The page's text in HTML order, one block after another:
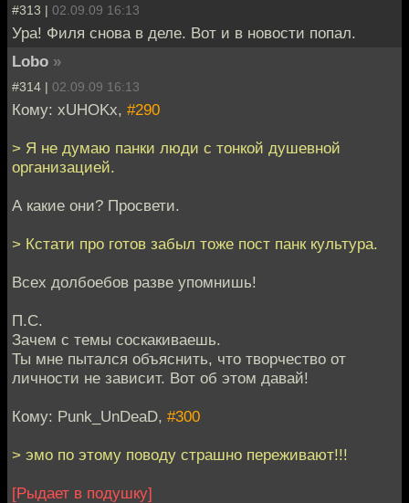
#313 | 02.09.09 16:13
Ура! Филя снова в деле. Вот и в новости попал.
Lobo »
#314 | 02.09.09 16:13
Кому: xUHOKx, #290
> Я не думаю панки люди с тонкой душевной
организацией.
А какие они? Просвети.
> Кстати про готов забыл тоже пост панк культура.
Всех долбоебов разве упомнишь!
П.С.
Зачем с темы соскакиваешь.
Ты мне пытался объяснить, что творчество от
личности не зависит. Вот об этом давай!
Кому: Punk_UnDeaD, #300
> эмо по этому поводу страшно переживают!!!
[Рыдает в подушку]